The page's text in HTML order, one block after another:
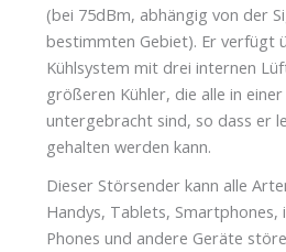
(bei 75dBm, abhängig von der
bestimmten Gebiet). Er verfügt
Kühlsystem mit drei internen
größeren Kühler, die alle in
untergebracht sind, so dass er
gehalten werden kann.
Dieser Störsender kann alle
Handys, Tablets, Smartphones,
Phones und andere Geräte